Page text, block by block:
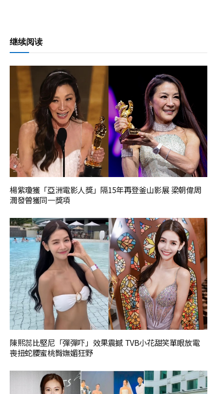
继续阅读
楊紫瓊獲「亞洲電影人獎」隔15年再登釜山影展 梁朝偉周
潤發曾獲同一獎項
陳熙蕊比堅尼「彈彈吓」效果震撼 TVB小花甜笑單眼放電
喪扭蛇腰蜜桃臀嫵媚狂野